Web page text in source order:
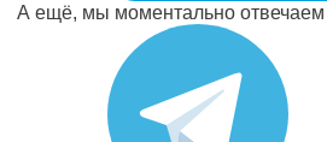
А ещё, мы моментально